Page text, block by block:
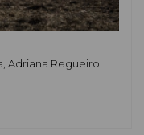
Adriana Regueiro